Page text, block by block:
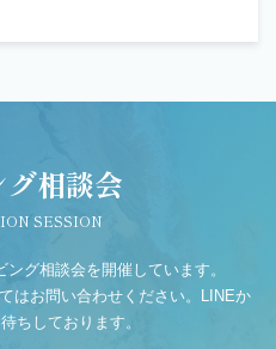
グ相談会
SESSION
グ相談会を開催しています。
はお問い合わせください。LINEか
ちしております。